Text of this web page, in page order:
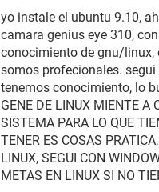
yo instale el ubuntu 9.10,
camara genius eye 310,
conocimiento de gnu/linux,
somos profecionales.
tenemos conocimiento, lo
GENE DE LINUX MIENTE A
SISTEMA PARA LO QUE
TENER ES COSAS
LINUX, SEGUI CON
METAS EN LINUX SI NO